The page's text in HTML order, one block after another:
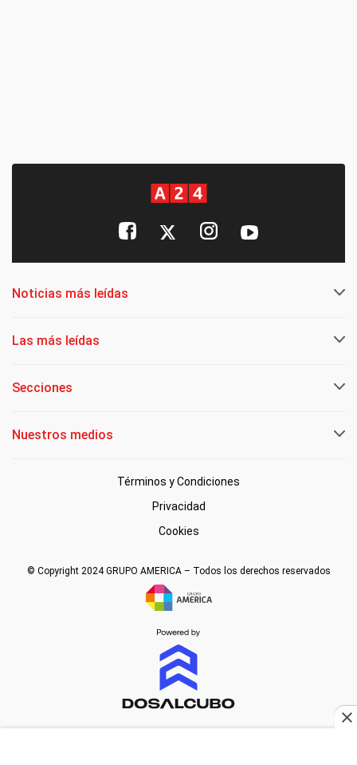
Noticias más leídas
Las más leídas
Secciones
Nuestros medios
Términos y Condiciones
Privacidad
Cookies
© Copyright 2024 GRUPO AMERICA – Todos los derechos reservados